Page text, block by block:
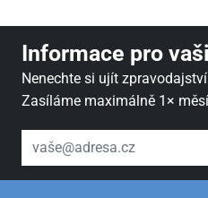
Informace pro
Nenechte si ujít
Zasíláme maximálně 1×
váš email